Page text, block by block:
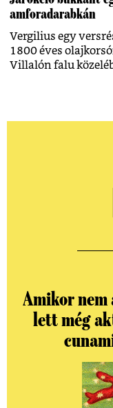
amforadarabkán
Vergilius egy
1800 éves
Villalón falu
Amikor
lett még